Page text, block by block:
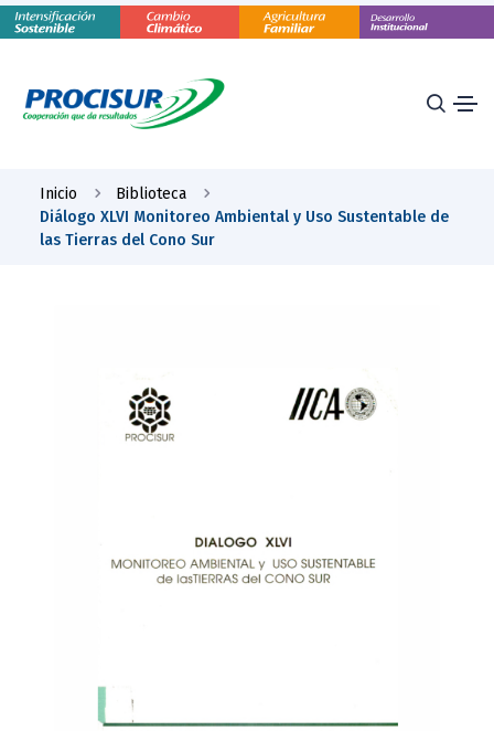
Inicio
Biblioteca
Diálogo XLVI Monitoreo Ambiental y Uso Sustentable de
las Tierras del Cono Sur